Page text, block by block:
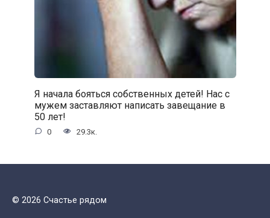
Я начала бояться собственных детей! Нас с
мужем заставляют написать завещание в
50 лет!
0 29.3к.
© 2026 Счастье рядом